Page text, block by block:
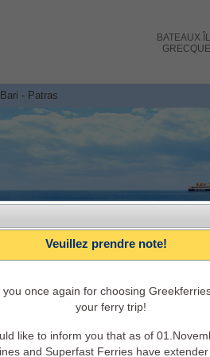
BATEAUX
- Patras
Italie - Grèce Reservation de ferry EN
Horaires, disponibilités, prix, informations et
Veuillez prendre note!
once again for choosing
your ferry trip!
like to inform you that as of
and Superfast Ferries have